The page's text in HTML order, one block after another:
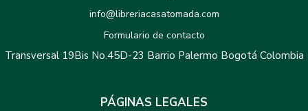
info@libreriacasatomada.com
Formulario de contacto
Transversal 19Bis No.45D-23 Barrio Palermo Bogotá Colombia
PÁGINAS LEGALES